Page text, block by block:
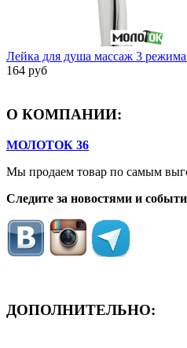
Лейка для душа массаж 3
164 руб
О КОМПАНИИ:
МОЛОТОК 36
Мы продаем товар по самым
Следите за новостями и
ДОПОЛНИТЕЛЬНО: